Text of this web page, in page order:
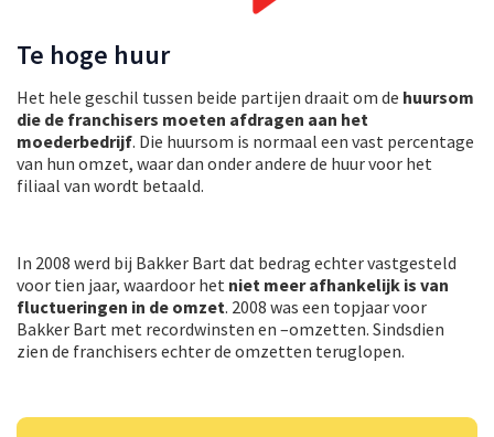
Te hoge huur
Het hele geschil tussen beide partijen draait om de huursom
die de franchisers moeten afdragen aan het
moederbedrijf. Die huursom is normaal een vast percentage
van hun omzet, waar dan onder andere de huur voor het
filiaal van wordt betaald.
In 2008 werd bij Bakker Bart dat bedrag echter vastgesteld
voor tien jaar, waardoor het niet meer afhankelijk is van
fluctueringen in de omzet. 2008 was een topjaar voor
Bakker Bart met recordwinsten en –omzetten. Sindsdien
zien de franchisers echter de omzetten teruglopen.